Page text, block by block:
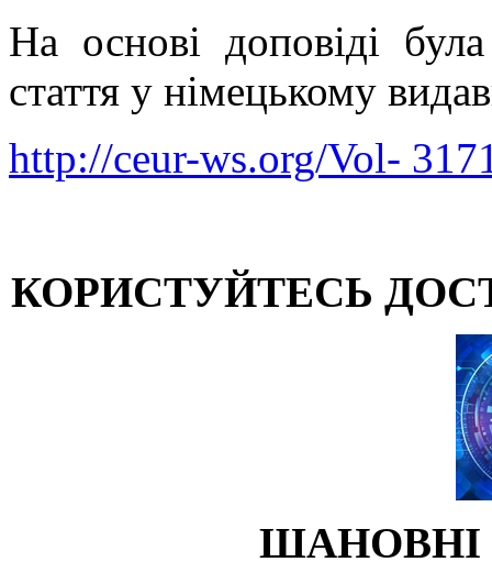
На основі доповіді
стаття у німецькому
http://ceur-ws.org/Vol-
КОРИСТУЙТЕСЬ
ШАНОВНІ